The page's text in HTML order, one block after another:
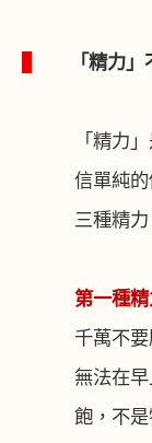
「精力
「精力
信單純
三種精力
第一種
千萬不
無法在
飽，不